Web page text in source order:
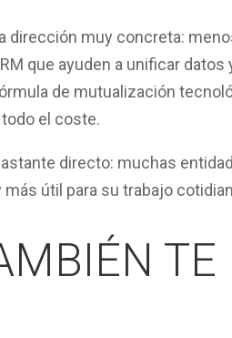
dirección muy concreta:
que ayuden a unificar
de mutualización
el coste.
directo: muchas
útil para su trabajo
TE